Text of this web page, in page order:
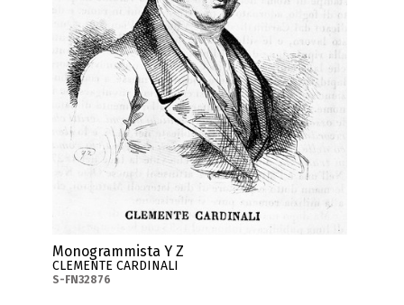
Monogrammista Y Z
CLEMENTE CARDINALI
S-FN32876